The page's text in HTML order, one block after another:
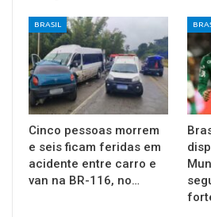
BRASIL
Cinco pessoas morrem
e seis ficam feridas em
acidente entre carro e
van na BR-116, no…